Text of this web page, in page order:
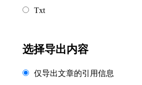
Txt
选择导出内容
仅导出文章的引用信息